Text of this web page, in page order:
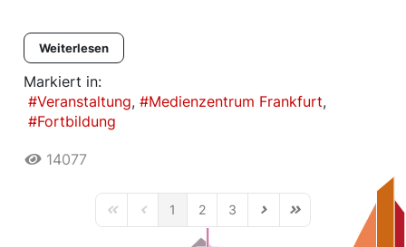
Weiterlesen
Markiert in:
Veranstaltung
Medienzentrum Frankfurt
Fortbildung
14077
First PagePrevious Page
1 2 3 Next PageLast Page